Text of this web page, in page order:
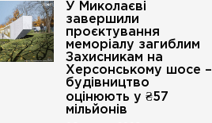
У Миколаєві
завершили
проєктування
меморіалу загиблим
Захисникам на
Херсонському шосе –
будівництво
оцінюють у ₴57
мільйонів